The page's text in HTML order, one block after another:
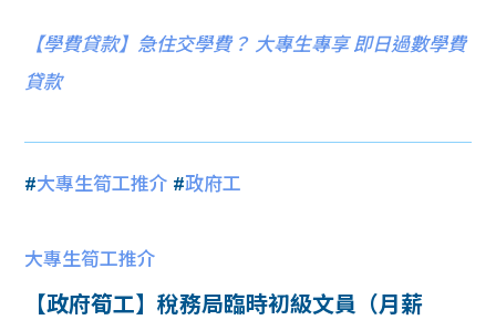
【學費貸款】急住交學費？ 大專生專享 即日過數學費
貸款
#大專生筍工推介 #政府工
大專生筍工推介
【政府筍工】稅務局臨時初級文員（月薪